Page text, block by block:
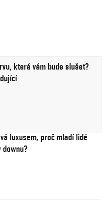
která vám bude slušet?
luxusem, proč mladí lidé